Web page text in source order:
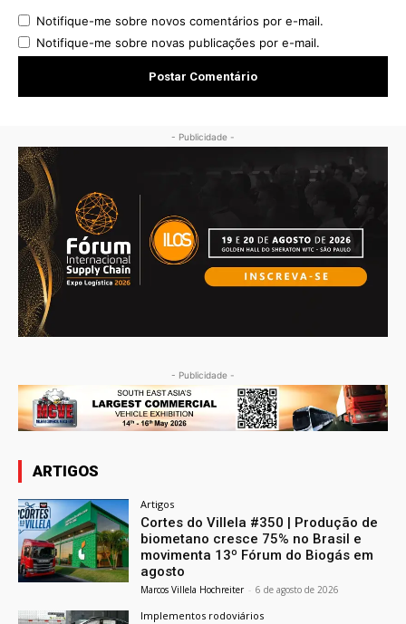
Notifique-me sobre novos comentários por e-mail.
Notifique-me sobre novas publicações por e-mail.
- Publicidade -
- Publicidade -
ARTIGOS
Artigos
Cortes do Villela #350 | Produção de
biometano cresce 75% no Brasil e
movimenta 13º Fórum do Biogás em
agosto
Marcos Villela Hochreiter - 6 de agosto de 2026
Implementos rodoviários